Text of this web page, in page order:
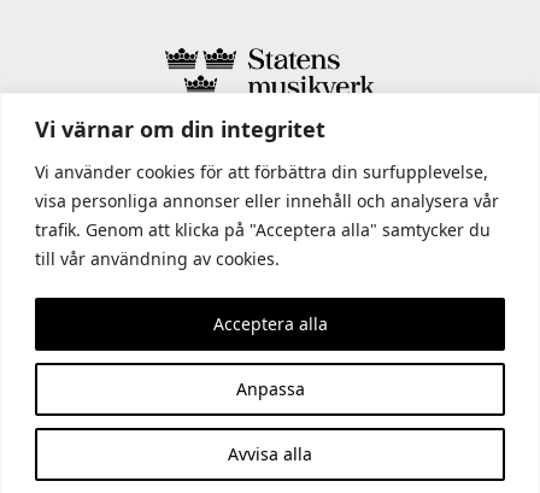
Vi värnar om din integritet
Vi använder cookies för att förbättra din surfupplevelse,
visa personliga annonser eller innehåll och analysera vår
trafik. Genom att klicka på "Acceptera alla" samtycker du
till vår användning av cookies.
Anpassa
Avvisa alla
Acceptera alla
I STATENS MUSIKVERK INGÅR